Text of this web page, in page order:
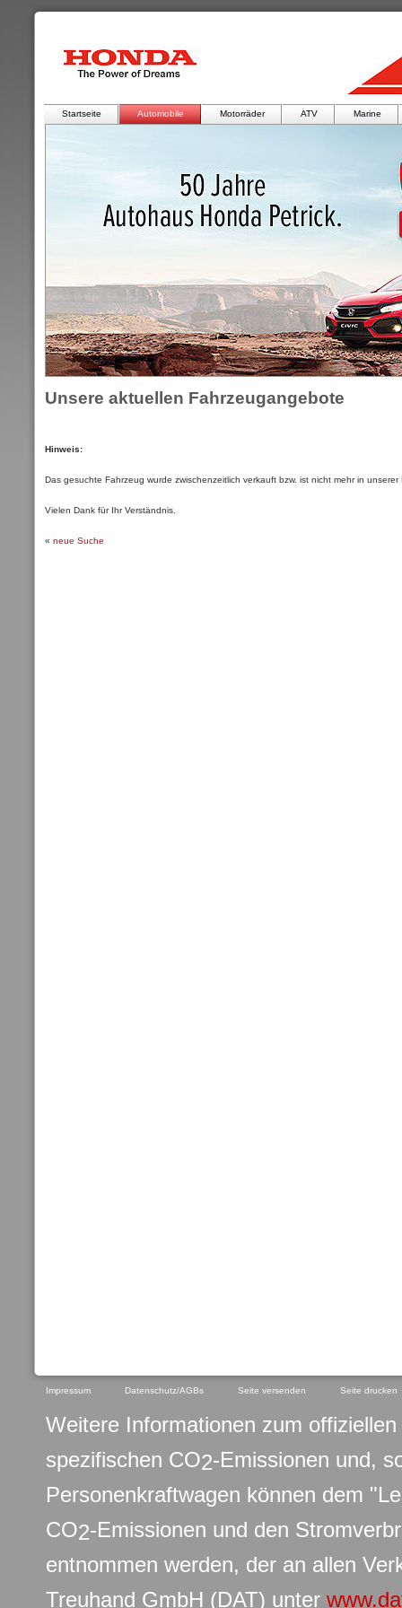
Startseite Automobile Motorräder ATV Marine
Unsere aktuellen Fahrzeugangebote
Hinweis:
Das gesuchte Fahrzeug wurde zwischenzeitlich verkauft bzw. ist nicht mehr in
Vielen Dank für Ihr Verständnis.
« neue Suche
Impressum Datenschutz/AGBs Seite versenden Seite drucken
Weitere Informationen zum
spezifischen CO2-Emissionen und,
Personenkraftwagen können dem
CO2-Emissionen und den
entnommen werden, der an allen
Treuhand GmbH (DAT) unter